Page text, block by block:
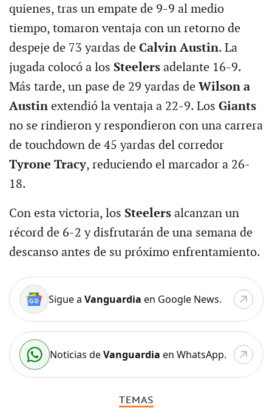
quienes, tras un empate de 9-9 al medio
tiempo, tomaron ventaja con un retorno de
despeje de 73 yardas de Calvin Austin. La
jugada colocó a los Steelers adelante 16-9.
Más tarde, un pase de 29 yardas de Wilson a
Austinextendió la ventaja a 22-9. Los Giants
no se rindieron y respondieron con una carrera
de touchdown de 45 yardas del corredor
Tyrone Tracy, reduciendo el marcador a 26-
18.
Con esta victoria, los Steelers alcanzan un
récord de 6-2 y disfrutarán de una semana de
descanso antes de su próximo enfrentamiento.
Sigue a Vanguardia en Google News.
Noticias deVanguardia en WhatsApp.
TEMAS